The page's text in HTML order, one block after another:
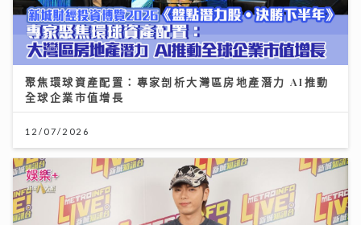
聚焦環球資產配置：專家剖析大灣區房地產潛力 AI推動
全球企業市值增長
12/07/2026